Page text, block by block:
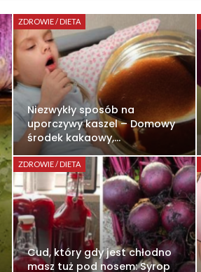
ZDROWIE / DIETA
Niezwykły sposób na
uporczywy kaszel – Domowy
środek kakaowy,…
ZDROWIE / DIETA
Cud, który gdy jest chłodno
masz tuż pod nosem: Syrop